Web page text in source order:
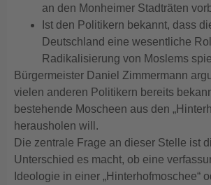
an den Monheimer Stadträten
Ist den Politikern bekannt, dass
Deutschland eine wesentliche
Radikalisierung von Moslems
Bürgermeister Daniel Zimmermann
vielen anderen Politikern bereits
bestehende Moscheen aus den
herausholen will.
Die zentrale Frage an dieser Stelle ist
Unterschied es macht, ob eine
Ideologie in einer „Hinterhofmoschee“